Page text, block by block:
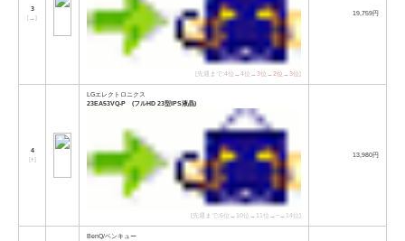
3
[
]
[先週まで:4位 →4位 →3位 →2位 →3位]
19,759円
4
[↑]
LGエレクトロニクス
23EA53VQ-P (フルHD 23型IPS液晶)
[先週まで:6位→10位→11位→−→14位]
13,980円
BenQ/ベンキュー